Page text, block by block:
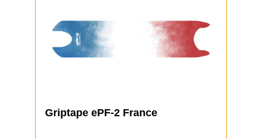
Griptape ePF-2 France